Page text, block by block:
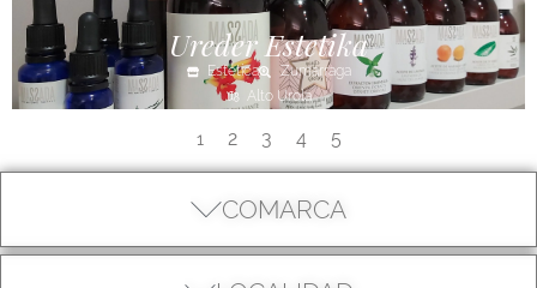
COMARCA
Ureder Estetika
Estética
Zumarraga
Alto Urola
1 2 3 4 5